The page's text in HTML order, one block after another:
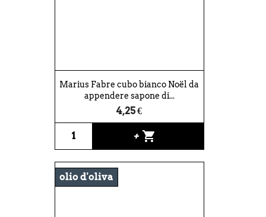
Marius Fabre cubo bianco Noël da
appendere sapone di...
4,25 €
+ shopping_cart
olio d'oliva